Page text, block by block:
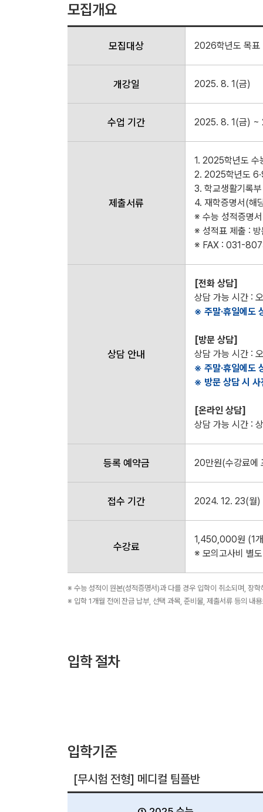
모집개요
모집대상 2026학년도 목표
개강일 2025. 8. 1(금)
수업 기간 2025. 8. 1(금) ~
제출서류
1. 2025학년도 수
2. 2025학년도
3. 학교생활기록
4. 재학증명서(해
※ 수능 성적증명
※ 성적표 제출 :
※ FAX : 031-
상담 안내
[전화 상담]
상담 가능 시간 :
※ 주말·휴일에도
[방문 상담]
상담 가능 시간 :
※ 주말·휴일에도
※ 방문 상담 시 사
[온라인 상담]
상담 가능 시간 :
등록 예약금 20만원(수강료에
접수 기간 2024. 12. 23(월)
수강료
1,450,000원 (1
※ 모의고사비 별도
※ 수능 성적이 원본(성적증명서)과 다를 경우 입학이 취소되며, 장
※ 입학 1개월 전에 잔금 납부, 선택 과목, 준비물, 제출서류 등의 내
입학 절차
입학기준
[무시험 전형] 메디컬 팀플반